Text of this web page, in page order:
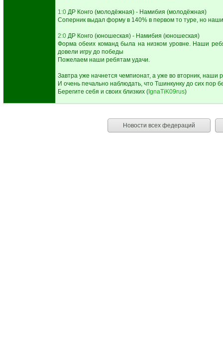
1:0ДР Конго (молодёжная) - Намибия (молодёжная)
Соперник выдал форму в 140% в первом то туре, но
2:0ДР Конго (юношеская) - Намибия (юношеская)
Форма обеих команд была на низком уровне. Наши
довели игру до победы
Пожелаем наши ребятам удачи.
Завтра уже начнется чемпионат, а уже во вторник, наши
И очень печально наблюдать, что Тшинкунку до сих пор
Берегите себя и своих близких (IgnaTiK09rus)
Новости всех федераций